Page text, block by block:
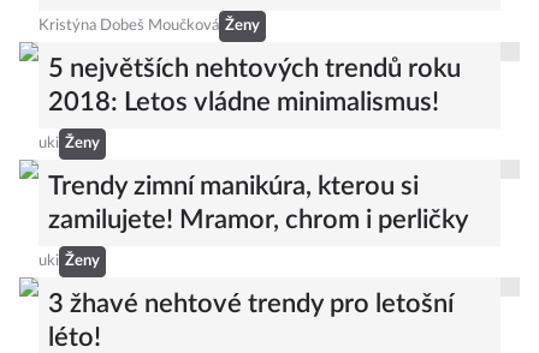
Kristýna Dobeš Moučková Ženy
5 největších nehtových trendů roku
2018: Letos vládne minimalismus!
uki Ženy
Trendy zimní manikúra, kterou si
zamilujete! Mramor, chrom i perličky
uki Ženy
3 žhavé nehtové trendy pro letošní
léto!